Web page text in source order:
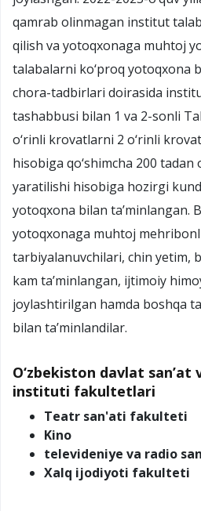
qamrab olinmagan institut
qilish va yotoqxonaga muhtoj
talabalarni ko‘proq yotoqxona
chora-tadbirlari doirasida
tashabbusi bilan 1 va 2-sonli
o‘rinli krovatlarni 2 o‘rinli
hisobiga qo‘shimcha 200
yaratilishi hisobiga hozirgi
yotoqxona bilan ta’minlangan.
yotoqxonaga muhtoj
tarbiyalanuvchilari, chin yetim,
kam ta’minlangan, ijtimoiy
joylashtirilgan hamda boshqa
bilan ta’minlandilar.
O‘zbekiston davlat san’at
instituti fakultetlari
Teatr san'ati fakulteti
Kino
televideniye va radio
Xalq ijodiyoti fakulteti